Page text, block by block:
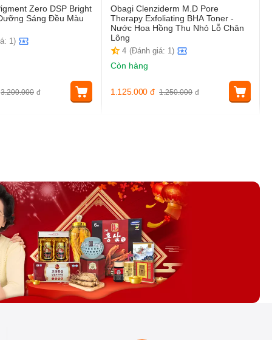
Zero DSP Bright
Sáng Đều Màu
1)
3.200.000 đ
Obagi Clenziderm M.D Pore
Therapy Exfoliating BHA Toner -
Nước Hoa Hồng Thu Nhỏ Lỗ Chân
Lông
4 (Đánh giá: 1)
Còn hàng
1.250.000 đ
1.125.000 đ